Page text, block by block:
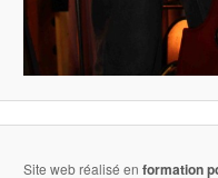
Site web réalisé en formation